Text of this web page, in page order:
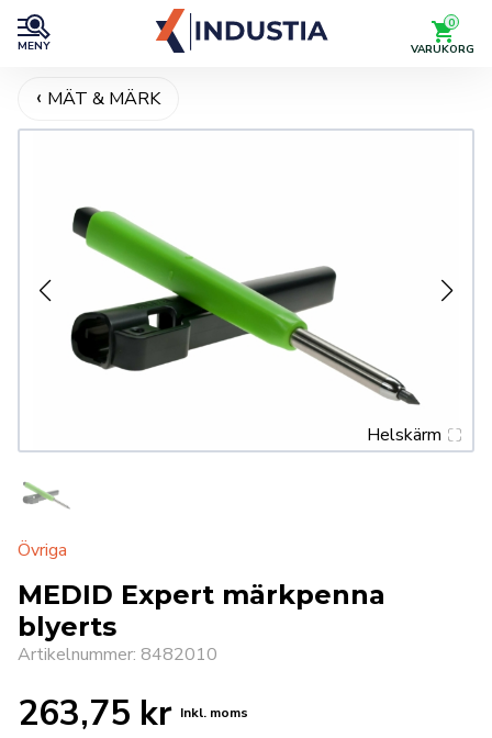
MENY
0
VARUKORG
MÄT & MÄRK
Helskärm
Övriga
MEDID Expert märkpenna
blyerts
Artikelnummer: 8482010
263,75 kr Inkl. moms